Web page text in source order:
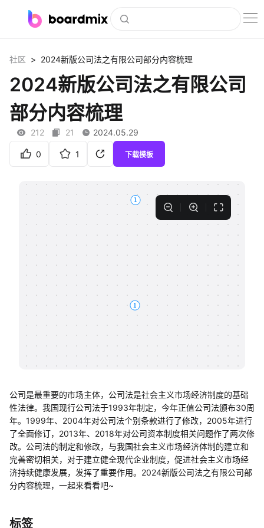
社区资源
会员
企业服务
客户案例
支持
帮助中心
社区 > 2024新版公司法之有限公司部分内容梳理
2024新版公司法之有限公司
部分内容梳理
212 21 2024.05.29
0 1 下载模板
公司是最重要的市场主体，公司法是社会主义市场经济制度的基础
性法律。我国现行公司法于1993年制定，今年正值公司法颁布30周
年。1999年、2004年对公司法个别条款进行了修改，2005年进行
了全面修订，2013年、2018年对公司资本制度相关问题作了两次修
改。公司法的制定和修改，与我国社会主义市场经济体制的建立和
完善密切相关，对于建立健全现代企业制度，促进社会主义市场经
济持续健康发展，发挥了重要作用。2024新版公司法之有限公司部
分内容梳理，一起来看看吧~
标签